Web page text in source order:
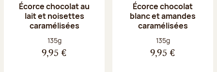
Écorce chocolat au
lait et noisettes
caramélisées
Poids net :
135g
9,95 €
Écorce chocolat
blanc et amandes
caramélisées
Poids net :
135g
9,95 €